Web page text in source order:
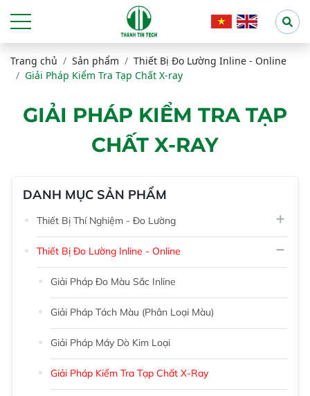
Trang chủ Sản phẩm
Thiết Bị Đo Lường Inline - Online
Giải Pháp Kiểm Tra Tạp Chất X-ray
GIẢI PHÁP KIỂM TRA TẠP
CHẤT X-RAY
DANH MỤC SẢN PHẨM
Thiết Bị Thí Nghiệm - Đo Lường
Thiết Bị Đo Lường Inline - Online
Giải Pháp Đo Màu Sắc Inline
Giải Pháp Tách Màu (phân Loại Màu)
Giải Pháp Máy Dò Kim Loại
Giải Pháp Kiểm Tra Tạp Chất X-Ray